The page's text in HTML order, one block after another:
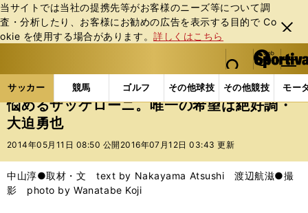
当サイトでは当社の提携先等がお客様のニーズ等について調
査・分析したり、お客様にお勧めの広告を表⽰する⽬的で Co
okie を使⽤する場合があります。詳しくはこちら
閉じ
る
web Sportiva (webスポルティーバ)
検索
マイペ
ー
ジ
メニュ
サッカー 競馬 ゴルフ その他球技 その他競技 モー
ス
ポ
ル
バ
サッカーの記事一覧 サッカー代表 日本代表 悩
悩めるザッケローニ。唯一の希望は絶好調・
大迫勇也
2014年05月11日 08:50 公開 2016年07月12日 03:43 更新
中山淳●取材・文 text by Nakayama Atsushi 渡辺航滋●撮
影 photo by Wanatabe Koji